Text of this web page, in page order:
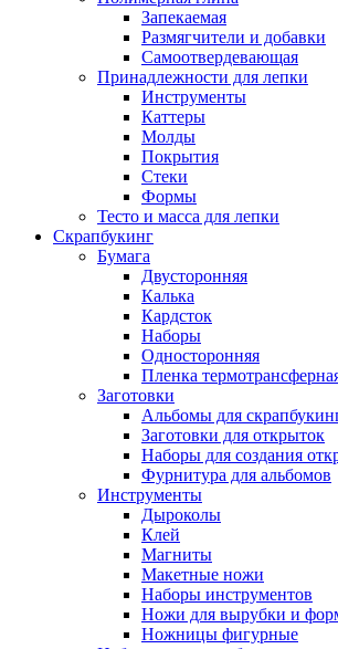
Запекаемая
Размягчители и добавки
Самоотвердевающая
Принадлежности для лепки
Инструменты
Каттеры
Молды
Покрытия
Стеки
Формы
Тесто и масса для лепки
Скрапбукинг
Бумага
Двусторонняя
Калька
Кардсток
Наборы
Односторонняя
Пленка
Заготовки
Альбомы для
Заготовки для открыток
Наборы для создания
Фурнитура для альбомов
Инструменты
Дыроколы
Клей
Магниты
Макетные ножи
Наборы инструментов
Ножи для вырубки и
Ножницы фигурные